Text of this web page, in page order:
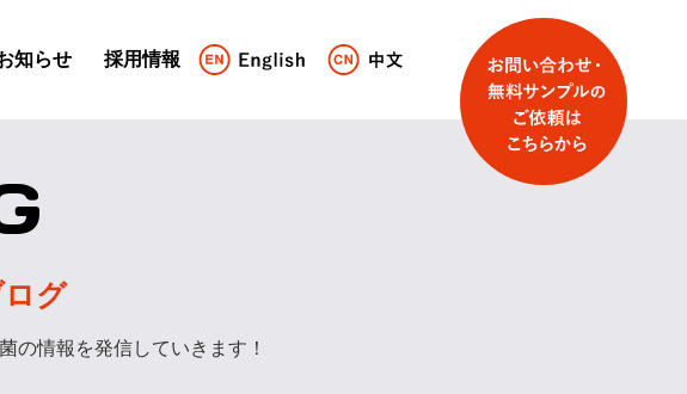
知らせ 採用情報
グ
の情報を発信していきます！